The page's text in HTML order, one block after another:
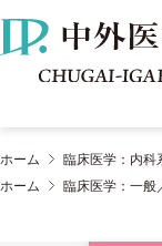
株式会社 中外医学
ホーム 臨床医学：内科
ホーム
臨床医学：一般